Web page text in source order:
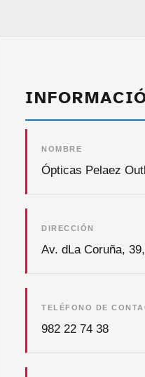
NOMBRE
Ópticas Pelaez
DIRECCIÓN
Av. dLa Coruña,
TELÉFONO DE
982 22 74 38